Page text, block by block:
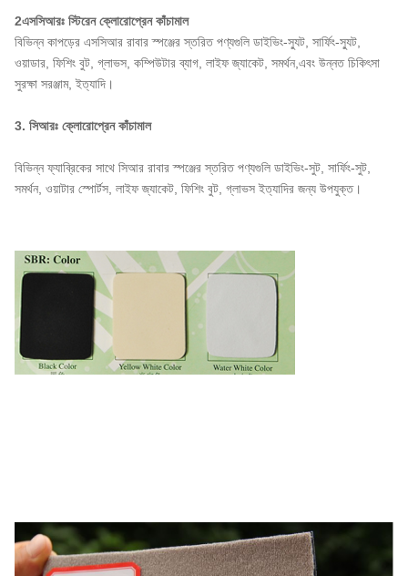
2এসসিআরঃ স্টিরেন ক্লোরোপ্রেন কাঁচামাল
বিভিন্ন কাপড়ের এসসিআর রাবার স্পঞ্জের স্তরিত পণ্যগুলি ডাইভিং-স্যুট, সার্ফিং-স্যুট,
ওয়াডার, ফিশিং বুট, গ্লাভস, কম্পিউটার ব্যাগ, লাইফ জ্যাকেট, সমর্থন,এবং উন্নত চিকিৎসা
সুরক্ষা সরঞ্জাম, ইত্যাদি।
3. সিআরঃ ক্লোরোপ্রেন কাঁচামাল
বিভিন্ন ফ্যাব্রিকের সাথে সিআর রাবার স্পঞ্জের স্তরিত পণ্যগুলি ডাইভিং-সুট, সার্ফিং-সুট,
সমর্থন, ওয়াটার স্পোর্টস, লাইফ জ্যাকেট, ফিশিং বুট, গ্লাভস ইত্যাদির জন্য উপযুক্ত।